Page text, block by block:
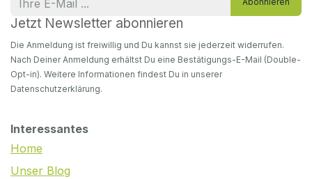
Jetzt Newsletter abonnieren
Die Anmeldung ist freiwillig und Du kannst sie jederzeit widerrufen.
Nach Deiner Anmeldung erhältst Du eine Bestätigungs-E-Mail (Double-
Opt-in). Weitere Informationen findest Du in unserer
Datenschutzerklärung.
Interessantes
Home
Unser Blog